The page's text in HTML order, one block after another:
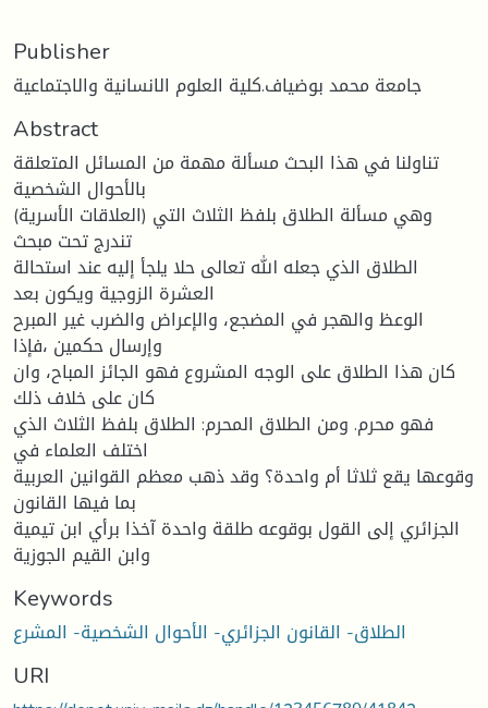
Publisher
جامعة محمد بوضياف.كلية العلوم الانسانية والاجتماعية
Abstract
تناولنا في هذا البحث مسألة مهمة من المسائل المتعلقة
بالأحوال الشخصية
(العلاقات الأسرية) وهي مسألة الطلاق بلفظ الثلاث التي
تندرج تحت مبحث
الطلاق الذي جعله الله تعالى حلا يلجأ إليه عند استحالة
العشرة الزوجية ويكون بعد
الوعظ والهجر في المضجع، والإعراض والضرب غير المبرح
وإرسال حكمين ،فإذا
كان هذا الطلاق على الوجه المشروع فهو الجائز المباح، وان
كان على خلاف ذلك
فهو محرم. ومن الطلاق المحرم: الطلاق بلفظ الثلاث الذي
اختلف العلماء في
وقوعها يقع ثلاثا أم واحدة؟ وقد ذهب معظم القوانين العربية
بما فيها القانون
الجزائري إلى القول بوقوعه طلقة واحدة آخذا برأي ابن تيمية
وابن القيم الجوزية
Keywords
الطلاق- القانون الجزائري- الأحوال الشخصية- المشرع
URI